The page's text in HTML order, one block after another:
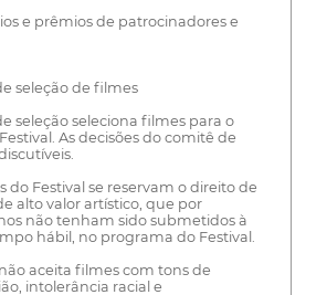
e prêmios de patrocinadores e
seleção de filmes
seleção seleciona filmes para o
As decisões do comitê de
do Festival se reservam o direito de
alto valor artístico, que por
não tenham sido submetidos à
hábil, no programa do Festival.
aceita filmes com tons de
intolerância racial e